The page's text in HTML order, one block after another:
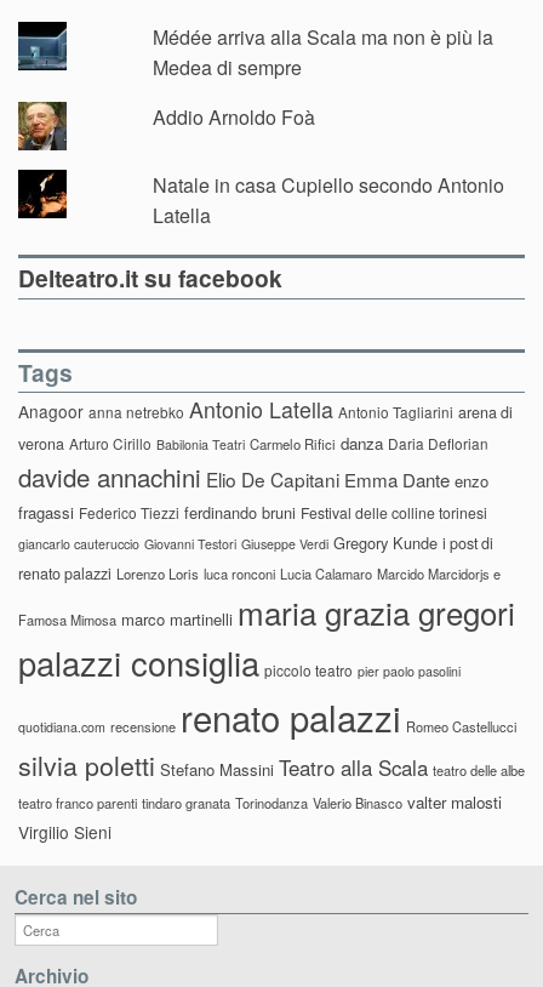
Médée arriva alla Scala ma non è più la
Medea di sempre
Addio Arnoldo Foà
Natale in casa Cupiello secondo Antonio
Latella
Delteatro.it su facebook
Tags
Anagoor anna netrebko Antonio Latella Antonio Tagliarini arena di
verona Arturo Cirillo Babilonia Teatri Carmelo Rifici danza Daria Deflorian
davide annachini Elio De Capitani Emma Dante enzo
fragassi Federico Tiezzi ferdinando bruni Festival delle colline torinesi
giancarlo cauteruccio Giovanni Testori Giuseppe Verdi Gregory Kunde i post di
renato palazzi Lorenzo Loris luca ronconi Lucia Calamaro Marcido Marcidorjs e
Famosa Mimosa marco martinelli maria grazia gregori
palazzi consiglia piccolo teatro pier paolo pasolini
quotidiana.com recensione renato palazzi Romeo Castellucci
silvia poletti Stefano Massini Teatro alla Scala teatro delle albe
teatro franco parenti tindaro granata Torinodanza Valerio Binasco valter malosti
Virgilio Sieni
Cerca nel sito
Archivio